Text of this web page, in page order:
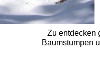
Zu entdecken
Baumstumpen